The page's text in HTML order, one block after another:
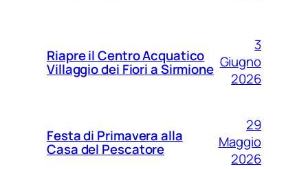
Riapre il Centro Acquatico
Villaggio dei Fiori a Sirmione
3
Giugno
2026
Festa di Primavera alla
Casa del Pescatore
29
Maggio
2026